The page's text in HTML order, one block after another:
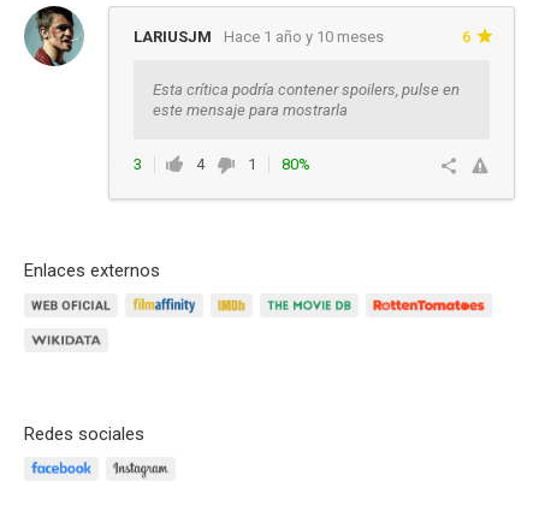
LARIUSJM Hace 1 año y 10 meses 6
Esta crítica podría contener spoilers, pulse en
este mensaje para mostrarla
3 4 1
80%
Enlaces externos
Redes sociales